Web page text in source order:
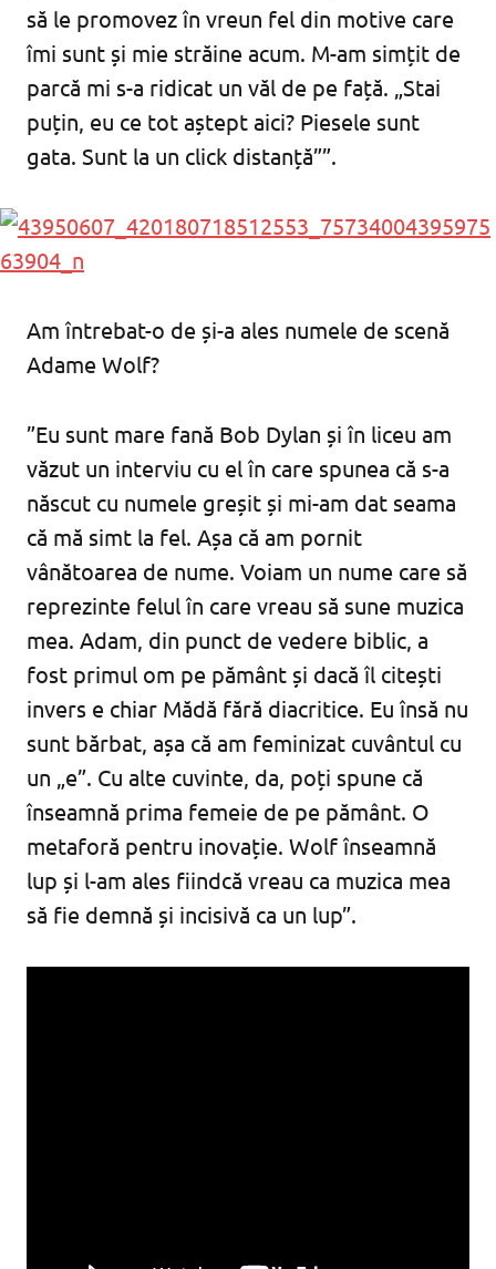
să le promovez în vreun fel din motive care
îmi sunt și mie străine acum. M-am simțit de
parcă mi s-a ridicat un văl de pe față. „Stai
puțin, eu ce tot aștept aici? Piesele sunt
gata. Sunt la un click distanță””.
Am întrebat-o de și-a ales numele de scenă
Adame Wolf?
”Eu sunt mare fană Bob Dylan și în liceu am
văzut un interviu cu el în care spunea că s-a
născut cu numele greșit și mi-am dat seama
că mă simt la fel. Așa că am pornit
vânătoarea de nume. Voiam un nume care să
reprezinte felul în care vreau să sune muzica
mea. Adam, din punct de vedere biblic, a
fost primul om pe pământ și dacă îl citești
invers e chiar Mădă fără diacritice. Eu însă nu
sunt bărbat, așa că am feminizat cuvântul cu
un „e”. Cu alte cuvinte, da, poți spune că
înseamnă prima femeie de pe pământ. O
metaforă pentru inovație. Wolf înseamnă
lup și l-am ales fiindcă vreau ca muzica mea
să fie demnă și incisivă ca un lup”.